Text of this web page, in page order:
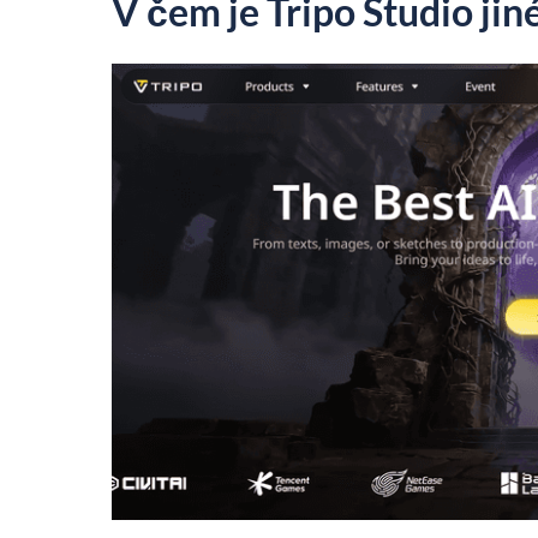
V čem je Tripo Studio